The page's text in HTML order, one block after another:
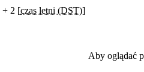
+ 2 [czas letni (DST)]
Aby oglądać